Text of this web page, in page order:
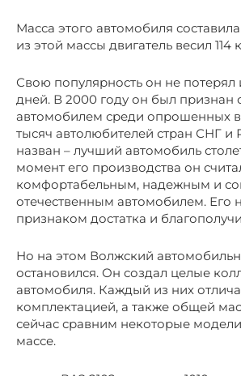
Масса этого автомобиля
из этой массы двигатель весил 114
Свою популярность он не
дней. В 2000 году он был
автомобилем среди опрошенных
тысяч автолюбителей стран СНГ и
назван – лучший автомобиль
момент его производства он
комфортабельным, надежным и
отечественным автомобилем. Его
признаком достатка и
Но на этом Волжский
остановился. Он создал целые
автомобиля. Каждый из них
комплектацией, а также общей
сейчас сравним некоторые
массе.